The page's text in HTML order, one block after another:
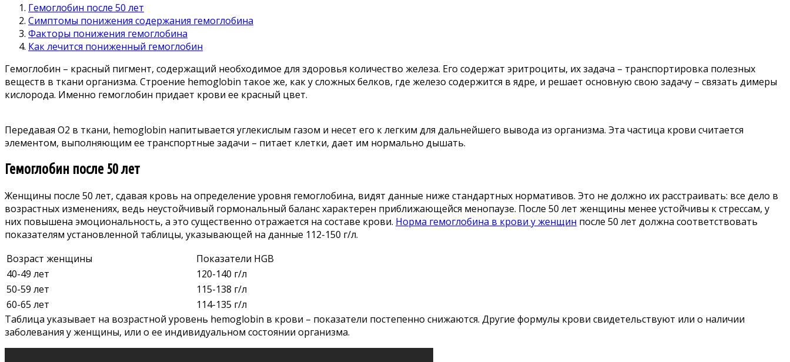
Гемоглобин после 50 лет
Симптомы понижения содержания гемоглобина
Факторы понижения гемоглобина
Как лечится пониженный гемоглобин
Гемоглобин – красный пигмент, содержащий необходимое для здоровья количество железа. Его содержат эритроциты, их задача – транспортировка полезных
веществ в ткани организма. Строение hemoglobin такое же, как у сложных белков, где железо содержится в ядре, и решает основную свою задачу – связать димеры
кислорода. Именно гемоглобин придает крови ее красный цвет.
Передавая О2 в ткани, hemoglobin напитывается углекислым газом и несет его к легким для дальнейшего вывода из организма. Эта частица крови считается
элементом, выполняющим ее транспортные задачи – питает клетки, дает им нормально дышать.
Гемоглобин после 50 лет
Женщины после 50 лет, сдавая кровь на определение уровня гемоглобина, видят данные ниже стандартных нормативов. Это не должно их расстраивать: все дело в
возрастных изменениях, ведь неустойчивый гормональный баланс характерен приближающейся менопаузе. После 50 лет женщины менее устойчивы к стрессам, у
них повышена эмоциональность, а это существенно отражается на составе крови. Норма гемоглобина в крови у женщин после 50 лет должна соответствовать
показателям установленной таблицы, указывающей на данные 112-150 г/л.
Возраст женщины
Показатели HGB
40-49 лет
120-140 г/л
50-59 лет
115-138 г/л
60-65 лет
114-135 г/л
Таблица указывает на возрастной уровень hemoglobin в крови – показатели постепенно снижаются. Другие формулы крови свидетельствуют или о наличии
заболевания у женщины, или о ее индивидуальном состоянии организма.